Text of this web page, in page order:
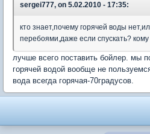
sergei777, on 5.02.2010 - 17:35:
кто знает,почему горячей воды
перебоями,даже если спускать? кому
лучше всего поставить бойлер. мы
горячей водой вообще не
вода всегда горячая-70градусов.